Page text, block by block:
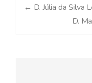
Post
← D. Júlia da Silva
D.